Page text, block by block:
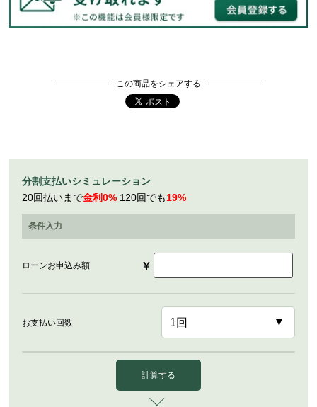
この商品をシェアする
分割支払いシミュレーション
20回払いまで金利0% 120回でも19%
条件入力
ローンお申込み額 ￥
お支払い回数
計算する